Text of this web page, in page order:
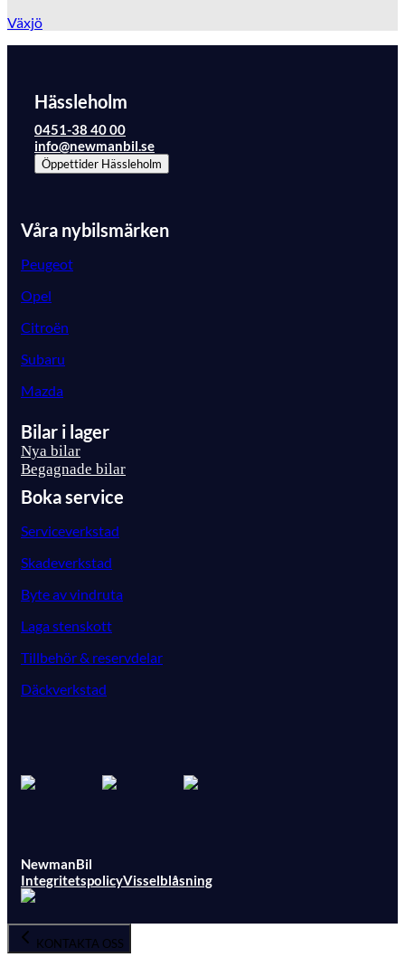
Växjö
Hässleholm
0451-38 40 00
info@newmanbil.se
Öppettider Hässleholm
Våra nybilsmärken
Peugeot
Opel
Citroën
Subaru
Mazda
Bilar i lager
Nya bilar
Begagnade bilar
Boka service
Serviceverkstad
Skadeverkstad
Byte av vindruta
Laga stenskott
Tillbehör & reservdelar
Däckverkstad
NewmanBil
IntegritetspolicyVisselblåsning
KONTAKTA OSS